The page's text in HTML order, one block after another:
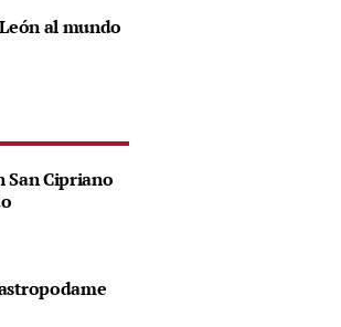
al mundo
San Cipriano